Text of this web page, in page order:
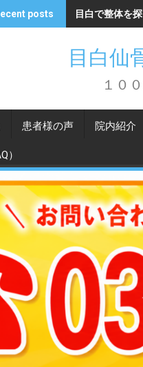
posts 目白で整体を
目白仙
１０
患者様の声 院内紹介
）